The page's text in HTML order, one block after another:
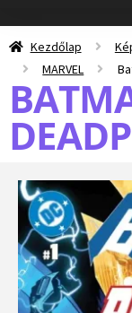
Kezdőlap
MARVEL